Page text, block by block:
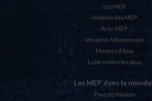
Les MEP
Histoire des MEP
Actu MEP
Vocation Missionnaire
Martyrs d’Asie
Lutte contre les abus
Les MEP dans le monde
Pays de mission